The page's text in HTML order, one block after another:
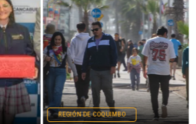
REGIÓN DE COQUIMBO